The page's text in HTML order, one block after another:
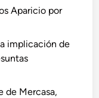
Aparicio por
implicación de
de Mercasa,